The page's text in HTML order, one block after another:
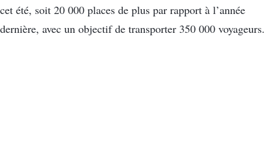
cet été, soit 20 000 places de plus par rapport à l’année
dernière, avec un objectif de transporter 350 000 voyageurs.